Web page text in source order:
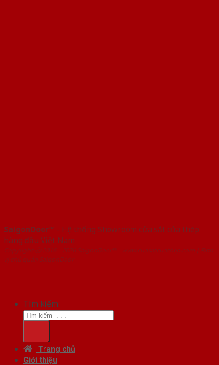
SaigonDoor™ - Hệ thống Showroom cửa sắt cửa thép
hàng đầu Việt Nam
Copyright ⓒ 2016 – 2026 SaigonDoor™ - www.cuasatcuathep.com | Đơn
vị chủ quản SaigonDoor
Tìm kiếm:
Trang chủ
Giới thiệu